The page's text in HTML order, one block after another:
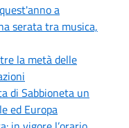
a
serata tra musica,
la metà delle
di Sabbioneta un
ed Europa